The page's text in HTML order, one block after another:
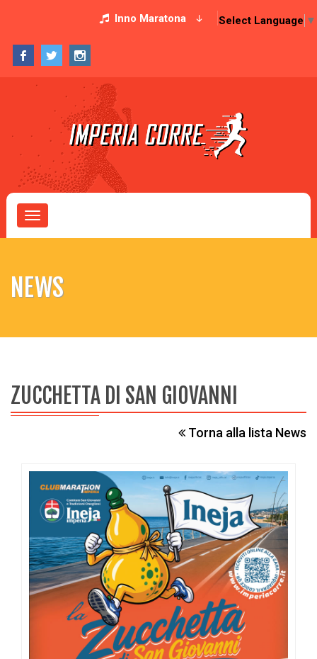
Inno Maratona Select Language ▼
Toggle
navigation
NEWS
ZUCCHETTA DI SAN GIOVANNI
Torna alla lista News